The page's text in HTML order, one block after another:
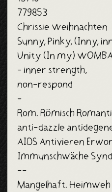
779853
Chrissie Weihnachten
Sunny, Pinky, (Inny,
Unity (In my)
- inner strength,
non-respond
-
Rom. Römisch
anti-dazzle
AIDS Antivieren
Immunschwäche
--
Mangelhaft.